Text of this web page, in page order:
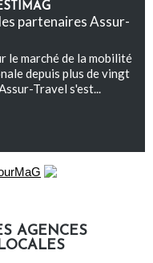
partenaires Assur-
le marché de la mobilité
depuis plus de vingt
Travel s'est...
AGENCES